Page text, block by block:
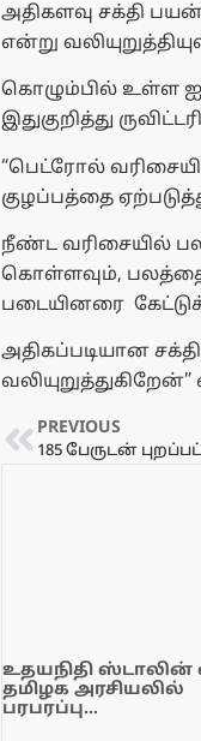
அதிகளவு சக்தி
என்று
கொழும்பில் உள்ள
இதுகுறித்து
“பெட்ரோல்
குழப்பத்தை
நீண்ட வரிசையில் பல
கொள்ளவும், பலத்தைப்
படையினரை
அதிகப்படியான
PREVIOUS
உதயநிதி ஸ்டாலின்
தமிழக அரசியலில்
பரபரப்பு…